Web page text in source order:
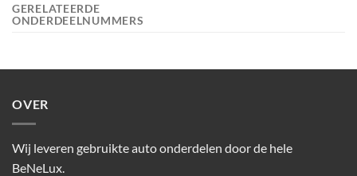
GERELATEERDE
ONDERDEELNUMMERS
OVER
Wij leveren gebruikte auto onderdelen door de hele
BeNeLux.